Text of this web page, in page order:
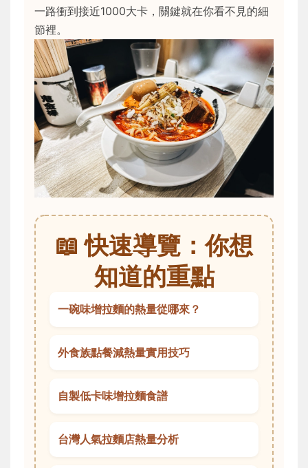
一路衝到接近1000大卡，關鍵就在你看不見的細
節裡。
📖 快速導覽：你想
知道的重點
一碗味增拉麵的熱量從哪來？
外食族點餐減熱量實用技巧
自製低卡味增拉麵食譜
台灣人氣拉麵店熱量分析